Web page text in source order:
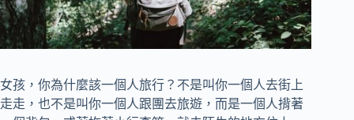
女孩，你為什麼該一個人旅行？不是叫你一個人去街上
走走，也不是叫你一個人跟團去旅遊，而是一個人揹著